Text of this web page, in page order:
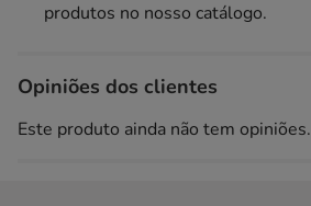
produtos no nosso catálogo.
Opiniões dos clientes
Este produto ainda não tem opiniões.